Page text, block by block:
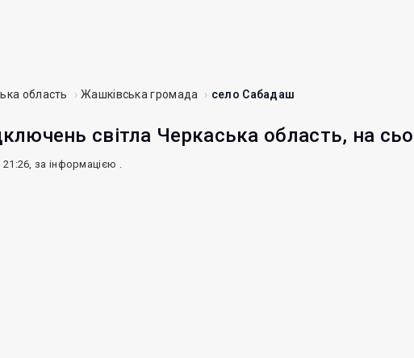
область Жашківська громада село Сабадаш
світла Черкаська область, на
за інформацією .